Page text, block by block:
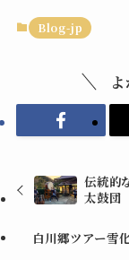
Blog-jp
伝統的
太鼓団
白川郷ツアー雪